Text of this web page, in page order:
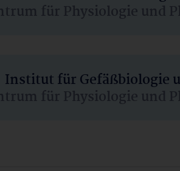
für Physiologie und
Institut für Gefäßbiologie
für Physiologie und